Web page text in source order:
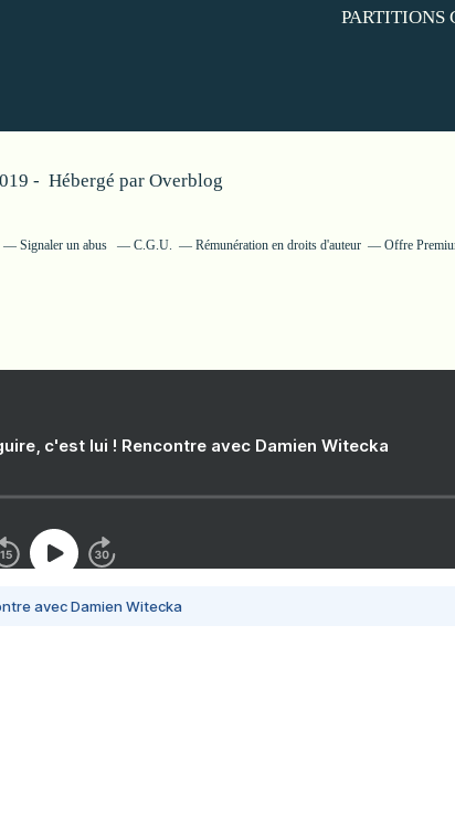
PARTITIONS
- Hébergé par Overblog
Signaler un abus C.G.U. Rémunération en droits d'auteur Offre
c'est lui ! Rencontre avec Damien Witecka
avec Damien Witecka